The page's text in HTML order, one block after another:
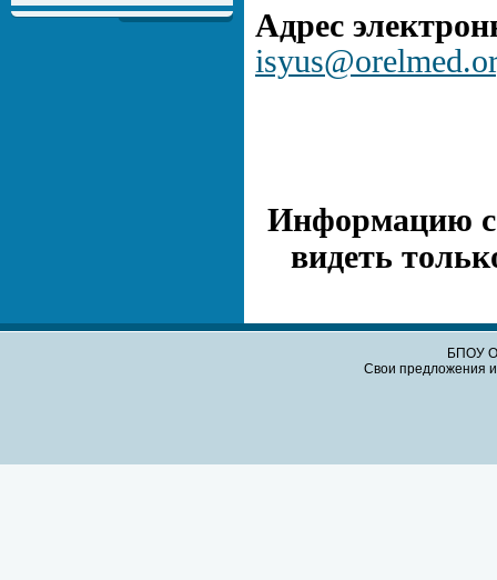
Адрес
Информацию с
видеть
БПОУ
Свои предложения